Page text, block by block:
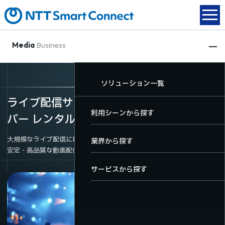
MediaBusiness
動画配信
動画配信
TOP
動画配信サービス一覧
料金・機能
XR関連
TOP
XRサービス一覧
放送DX
TOP
放送DXサービス一覧
ソリューション一覧
利用シーンから探す
業界から探す
サービスから探す
ライブ配信サービス（ストリーミングサー
バー レンタル）ならSmartSTREAM
大規模なライブ配信に最適
安定・高品質な動画配信システムをご提供